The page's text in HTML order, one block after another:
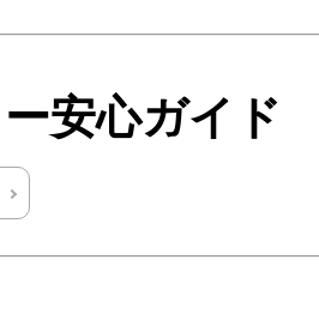
安心ガイド